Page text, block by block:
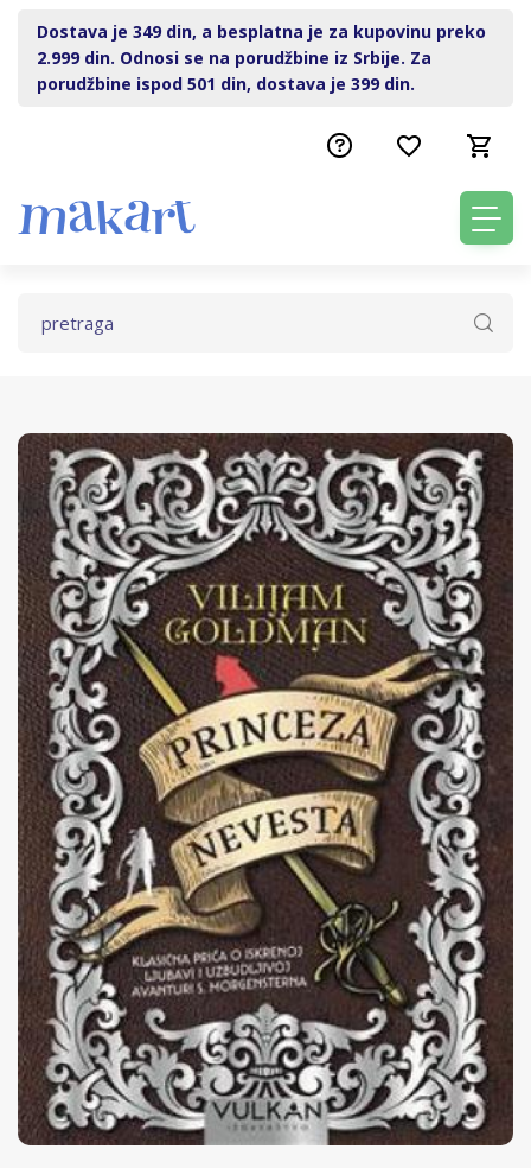
Dostava je 349 din, a besplatna je za kupovinu preko
2.999 din. Odnosi se na porudžbine iz Srbije. Za
porudžbine ispod 501 din, dostava je 399 din.